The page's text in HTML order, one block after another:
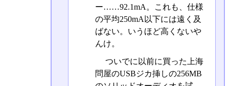
ー……92.1mA。これも、仕様
の平均250mA以下には遠く及
ばない。いうほど高くないや
んけ。
ついでに以前に買った上海
問屋のUSBジカ挿しの256MB